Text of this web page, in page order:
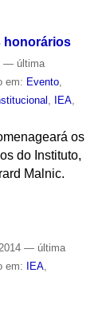
honorários
— última
em: Evento,
, IEA,
os
do Instituto,
Malnic.
— última
em: IEA,